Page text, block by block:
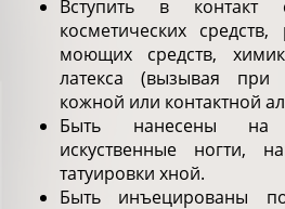
Вступить в
косметических
моющих средств,
латекса (вызывая
кожной или контактной
Быть нанесены на
искуственные ногти,
татуировки хной.
Быть инъецированы